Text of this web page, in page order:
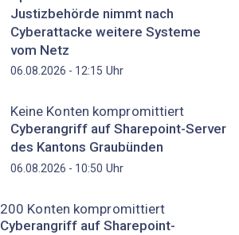
Justizbehörde nimmt nach
Cyberattacke weitere Systeme
vom Netz
06.08.2026 - 12:15 Uhr
Keine Konten kompromittiert
Cyberangriff auf Sharepoint-Server
des Kantons Graubünden
06.08.2026 - 10:50 Uhr
200 Konten kompromittiert
Cyberangriff auf Sharepoint-